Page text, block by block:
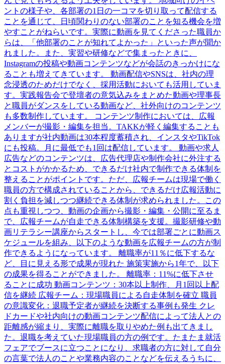
ントの様⼦や、各部署の1⽇の⼀コマを切り取って配信する
ことを通じて、⽇頃関わりのない部署のことを知る機会を増
やすことがねらいです。実際に動画を⾒てくださった職員か
らは、「他部署のことが知れてよかった」といった声が聞か
れました。また、実習や研修などで集まったときに、
Instagramの投稿や動画コンテンツなどが会話のきっかけにな
ることも増えてきています。 動画配信やSNSは、社内の理
念浸透のためだけでなく、採⽤活動においても活⽤していま
す。実践報告会で登壇者の意気込みをまとめた動画や理事⻑
と職員がダンスをしている動画など、社外向けのコンテンツ
も多数制作しています。 コンテンツ制作においては、広報
メンバーが撮影・編集を担当。TAKKが軽く編集することも
ありますが社内動画は30本程度蓄積され、インスタやTikTok
にも投稿。⽉に最低でも1回は配信しています。 動画や求⼈
広告などのコンテンツは、広告代理店や制作会社に外注する
とコストがかかるため、できるだけ社内で制作できる体制を
整えることがポイントです。ただ、広報チームは現場で働く
職員の⽅で構成されていることから、できるだけ広報活動に
割く負担を減しつつ継続できる体制が求められました。この
点も重視しつつ、動画の企画から撮影・編集・公開に⾄るま
で、広報チームが⾃⾛できる体制構築を⽀援。撮影研修や動
画リテラシー講座からスタートし、今では部署ごとに動画ス
ケジュールを組み、以下のような動画を広報チームの⽅が制
作できるようになっています。 離職率が11％に低下するな
ど、⽬に⾒える形で成果が現れた 施策実施から1年で、以下
の成果を得ることができました。 離職率：11%に低下させ
ることに成功 動画コンテンツ：30本以上制作、⽉1回以上配
信を継続 広報チーム：現場職員による⾃⾛体制を確⽴ 職員
の意識変化：退職予定者が継続を決断する事例も発⽣ クレ
ドカードや社内向けの動画コンテンツ配信によって法⼈との
距離感が縮まり、実際に離職を取りやめた例も出てきまし
た。退職を考えていた現場職員の⽅の例です。たまたま就活
フェアでブースに⽴つことになり、求職者の⽅に対して⾃分
の⾔葉で法⼈のことや業務内容のことなどを伝えるうちに、